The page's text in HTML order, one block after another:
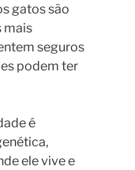
gatos são
mais
seguros
podem ter
é
ele vive e